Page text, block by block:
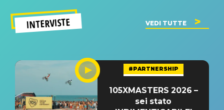
INTERVISTE VEDI TUTTE
#PARTNERSHIP
105XMASTERS 2026 –
sei stato